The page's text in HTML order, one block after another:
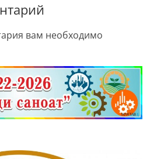
вам необходимо